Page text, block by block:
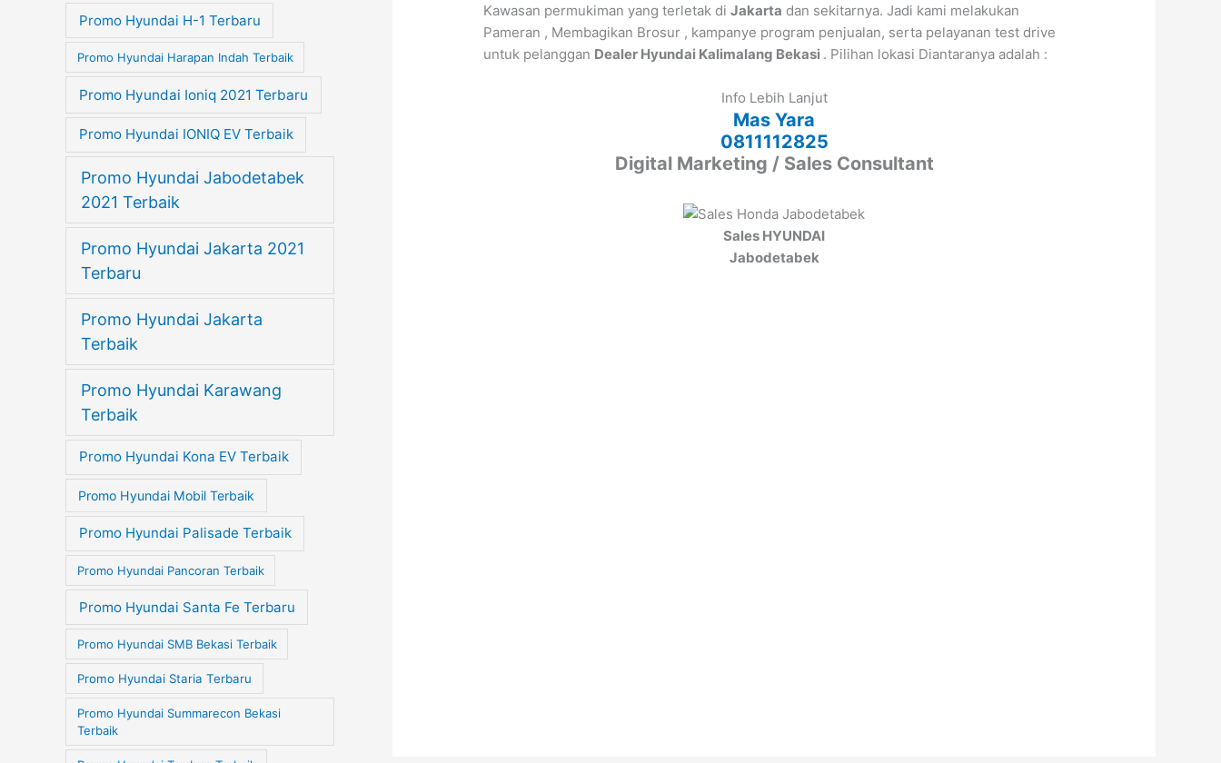
Promo Hyundai H-1 Terbaru
Promo Hyundai Harapan Indah Terbaik
Promo Hyundai Ioniq 2021 Terbaru
Promo Hyundai IONIQ EV Terbaik
Promo Hyundai Jabodetabek
2021 Terbaik
Promo Hyundai Jakarta 2021
Terbaru
Promo Hyundai Jakarta
Terbaik
Promo Hyundai Karawang
Terbaik
Promo Hyundai Kona EV Terbaik
Promo Hyundai Mobil Terbaik
Promo Hyundai Palisade Terbaik
Promo Hyundai Pancoran Terbaik
Promo Hyundai Santa Fe Terbaru
Promo Hyundai SMB Bekasi Terbaik
Promo Hyundai Staria Terbaru
Promo Hyundai Summarecon Bekasi
Terbaik
Kawasan permukiman yang terletak diJakarta dan sekitarnya. Jadi kami melakukan
Pameran , Membagikan Brosur , kampanye program penjualan, serta pelayanan test drive
untuk pelanggan Dealer Hyundai Kalimalang Bekasi . Pilihan lokasi Diantaranya adalah :
Info Lebih Lanjut
Mas Yara
0811112825
Digital Marketing / Sales Consultant
Sales HYUNDAI
Jabodetabek